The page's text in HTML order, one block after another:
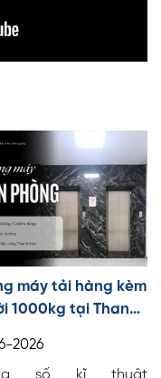
máy tải hàng kèm
1000kg tại Thanh
2026